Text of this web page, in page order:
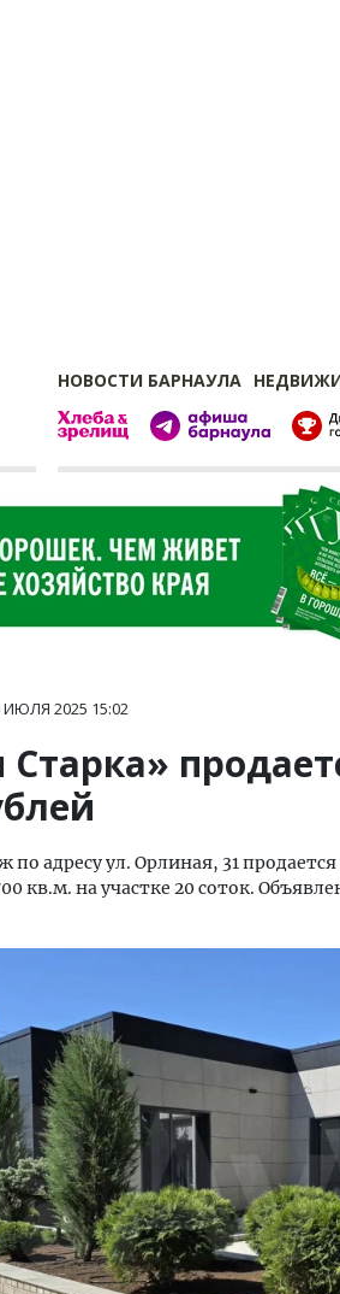
НОВОСТИ БАРНАУЛА
ИЮЛЯ 2025 15:02
адресу ул. Орлиная, 31
кв.м. на участке 20 соток.
«Мы видим живой